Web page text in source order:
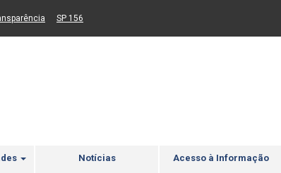
busca Ir para rodapé
sítio) (Link para um novo sítio)
SP 156
Notícias Acesso à Informação